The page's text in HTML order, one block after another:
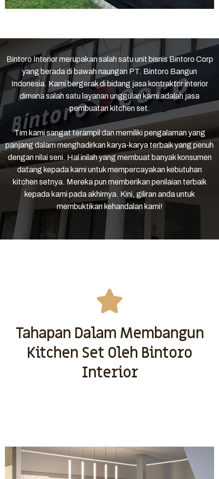
Bintoro Interiormerupakan salah satu unit bisnis Bintoro Corp
yang berada di bawah naungan PT. Bintoro Bangun
Indonesia. Kami bergerak di bidang jasa kontraktor interior
dimana salah satu layanan unggulan kami adalah jasa
pembuatan kitchen set.
Tim kami sangat terampil dan memiliki pengalaman yang
panjang dalam menghadirkan karya-karya terbaik yang penuh
dengan nilai seni. Hal inilah yang membuat banyak konsumen
datang kepada kami untuk mempercayakan kebutuhan
kitchen setnya. Mereka pun memberikan penilaian terbaik
kepada kami pada akhirnya. Kini, giliran anda untuk
membuktikan kehandalan kami!
Tahapan Dalam Membangun
Kitchen Set Oleh Bintoro
Interior